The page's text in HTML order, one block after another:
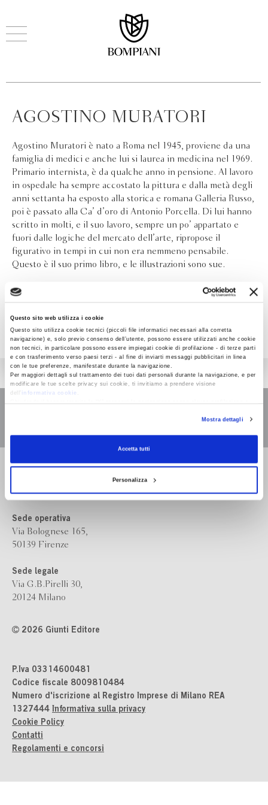
Questo sito web utilizza i cookie
Questo sito utilizza cookie tecnici (piccoli file informatici necessari alla corretta
navigazione) e, solo previo consenso dell’utente, possono essere utilizzati anche cookie
non tecnici, in particolare possono essere impiegati cookie di profilazione - di terze parti
e con trasferimento verso paesi terzi - al fine di inviarti messaggi pubblicitari in linea
con le tue preferenze, manifestate durante la navigazione.
Per maggiori dettagli sul trattamento dei tuoi dati personali durante la navigazione, e per
modificare le tue scelte privacy sui cookie, ti invitiamo a prendere visione
dell’
informativa cookie
RevocaMostra dettagli
Accetta tutti
Personalizza
AGOSTINO MURATORI
Agostino Muratori è nato a Roma nel 1945, proviene da una
famiglia di medici e anche lui si laurea in medicina nel 1969.
Primario internista, è da qualche anno in pensione. Al lavoro
in ospedale ha sempre accostato la pittura e dalla metà degli
anni settanta ha esposto alla storica e romana Galleria Russo,
poi è passato alla Ca’ d’oro di Antonio Porcella. Di lui hanno
scritto in molti, e il suo lavoro, sempre un po’ appartato e
fuori dalle logiche del mercato dell’arte, ripropose il
figurativo in tempi in cui non era nemmeno pensabile.
Questo è il suo primo libro, e le illustrazioni sono sue.
Bompiani è un marchio
Sede operativa
Via Bolognese 165,
50139 Firenze
Sede legale
Via G.B.Pirelli 30,
20124 Milano
2026 Giunti Editore
P.Iva 03314600481
Codice fiscale 8009810484
Numero d'iscrizione al Registro Imprese di Milano REA
1327444 Informativa sulla privacy
Cookie Policy
Contatti
Regolamenti e concorsi